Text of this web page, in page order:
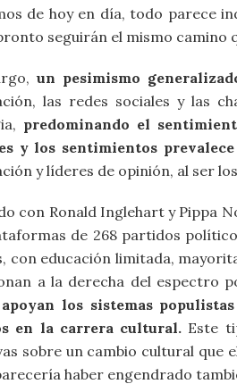
de hoy en día, todo parece
seguirán el mismo camino
un pesimismo
las redes sociales y las
predominando el
y los sentimientos
y líderes de opinión, al ser
con Ronald Inglehart y Pippa
de 268 partidos
con educación limitada,
a la derecha del espectro
apoyan los sistemas
en la carrera cultural. Este
sobre un cambio cultural que
haber engendrado